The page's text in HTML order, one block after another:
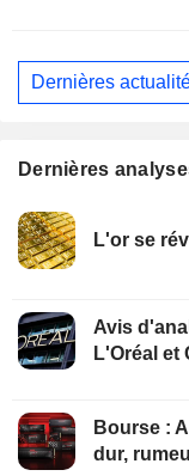
Dernières
Dernières
L'or se
Avis
L'Oréal et
Bourse :
dur,